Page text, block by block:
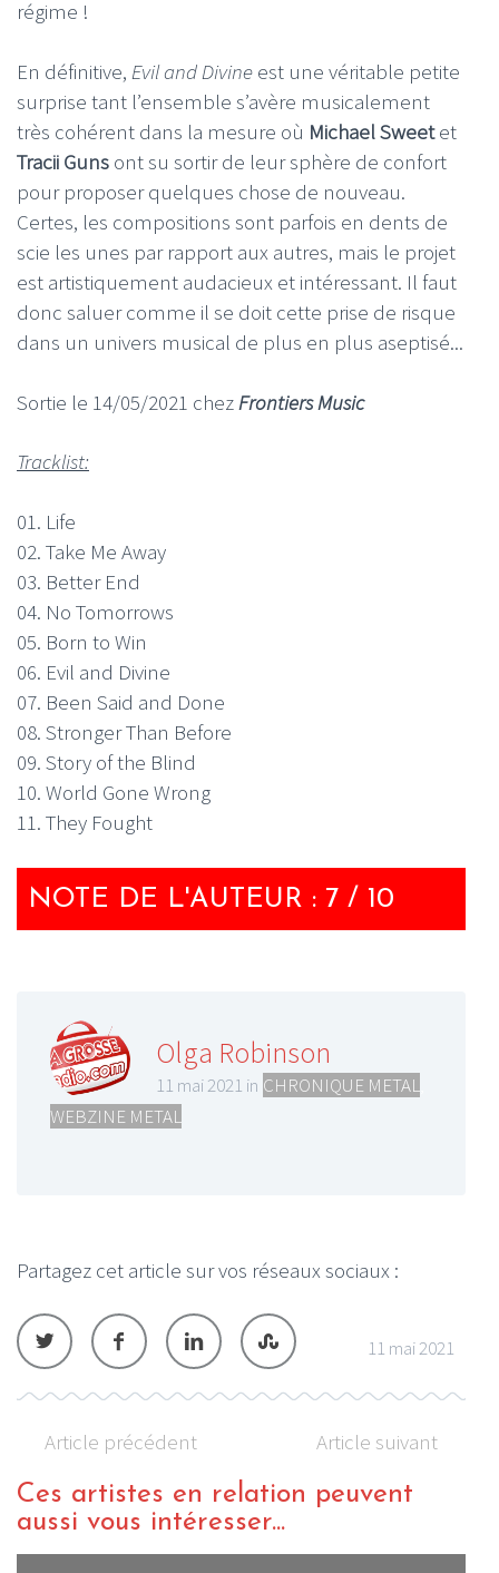
régime !
En définitive, Evil and Divine est une véritable petite
surprise tant l’ensemble s’avère musicalement
très cohérent dans la mesure où Michael Sweetet
Tracii Guns ont su sortir de leur sphère de confort
pour proposer quelques chose de nouveau.
Certes, les compositions sont parfois en dents de
scie les unes par rapport aux autres, mais le projet
est artistiquement audacieux et intéressant. Il faut
donc saluer comme il se doit cette prise de risque
dans un univers musical de plus en plus aseptisé...
Sortie le 14/05/2021 chez Frontiers Music
Tracklist:
01. Life
02. Take Me Away
03. Better End
04. No Tomorrows
05. Born to Win
06. Evil and Divine
07. Been Said and Done
08. Stronger Than Before
09. Story of the Blind
10. World Gone Wrong
11. They Fought
NOTE DE L'AUTEUR : 7 / 10
Olga Robinson
11 mai 2021 in CHRONIQUE METAL
WEBZINE METAL
Partagez cet article sur vos réseaux sociaux :
11 mai 2021
Article précédent Article suivant
Ces artistes en relation peuvent
aussi vous intéresser...